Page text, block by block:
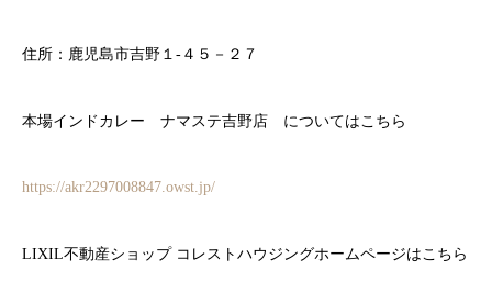
住所：鹿児島市吉野１-４５－２７
本場インドカレー ナマステ吉野店 についてはこちら
https://akr2297008847.owst.jp/
LIXIL不動産ショップ コレストハウジングホームページはこちら